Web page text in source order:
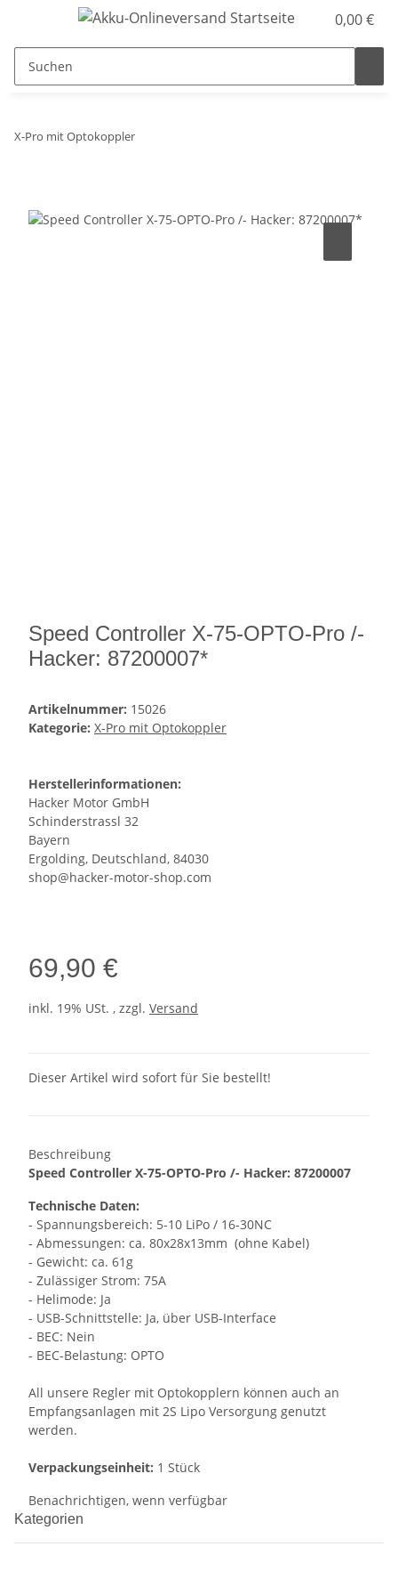
0,00 €
X-Pro mit Optokoppler
Speed Controller X-75-OPTO-Pro /-
Hacker: 87200007*
Artikelnummer: 15026
Kategorie: X-Pro mit Optokoppler
Herstellerinformationen:
Hacker Motor GmbH
Schinderstrassl 32
Bayern
Ergolding, Deutschland, 84030
shop@hacker-motor-shop.com
69,90 €
inkl. 19% USt. , zzgl. Versand
Dieser Artikel wird sofort für Sie bestellt!
Beschreibung
Speed Controller X-75-OPTO-Pro /- Hacker: 87200007
Technische Daten:
- Spannungsbereich: 5-10 LiPo / 16-30NC
- Abmessungen: ca. 80x28x13mm (ohne Kabel)
- Gewicht: ca. 61g
- Zulässiger Strom: 75A
- Helimode: Ja
- USB-Schnittstelle: Ja, über USB-Interface
- BEC: Nein
- BEC-Belastung: OPTO
All unsere Regler mit Optokopplern können auch an
Empfangsanlagen mit 2S Lipo Versorgung genutzt
werden.
Verpackungseinheit: 1 Stück
Benachrichtigen, wenn verfügbar
Kategorien